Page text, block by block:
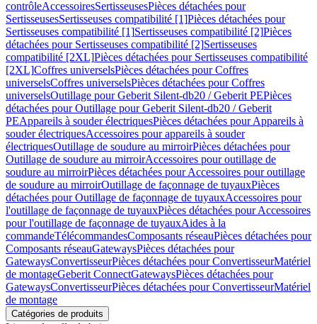
contrôleAccessoiresSertisseusesPièces détachées pour
SertisseusesSertisseuses compatibilité [1]Pièces détachées pour
Sertisseuses compatibilité [1]Sertisseuses compatibilité [2]Pièces
détachées pour Sertisseuses compatibilité [2]Sertisseuses
compatibilité [2XL]Pièces détachées pour Sertisseuses compatibilité
[2XL]Coffres universelsPièces détachées pour Coffres
universelsCoffres universelsPièces détachées pour Coffres
universelsOutillage pour Geberit Silent-db20 / Geberit PEPièces
détachées pour Outillage pour Geberit Silent-db20 / Geberit
PEAppareils à souder électriquesPièces détachées pour Appareils à
souder électriquesAccessoires pour appareils à souder
électriquesOutillage de soudure au mirroirPièces détachées pour
Outillage de soudure au mirroirAccessoires pour outillage de
soudure au mirroirPièces détachées pour Accessoires pour outillage
de soudure au mirroirOutillage de façonnage de tuyauxPièces
détachées pour Outillage de façonnage de tuyauxAccessoires pour
l'outillage de façonnage de tuyauxPièces détachées pour Accessoires
pour l'outillage de façonnage de tuyauxAides à la
commandeTélécommandesComposants réseauPièces détachées pour
Composants réseauGatewaysPièces détachées pour
GatewaysConvertisseurPièces détachées pour ConvertisseurMatériel
de montageGeberit ConnectGatewaysPièces détachées pour
GatewaysConvertisseurPièces détachées pour ConvertisseurMatériel
de montage
Catégories de produits